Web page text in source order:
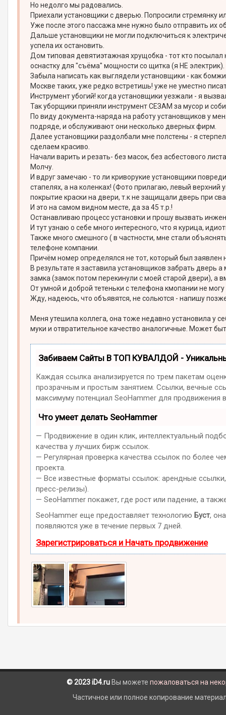
Но недолго мы радовались.
Приехали установщики с дверью. Попросили стремянку
Уже после этого пассажа мне нужно было отправить их
Дальше установщики не могли подключиться к
успела их остановить.
Дом типовая девятиэтажная хрущобка - тот кто
оснастку для "съёма" мощности со щитка (я НЕ электрик).
Забыла написать как выглядели установщики - как
Москве таких, уже редко встретишь! уже не уместно
Инструмент убогий! когда установщики уезжали - я
Так уборщики приняли инструмент СЕЗАМ за мусор и
По виду документа-наряда на работу установщиков у
подряде, и обслуживают они несколько дверных фирм.
Далее установщики раздолбали мне полстены - я
сделаем красиво.
Начали варить и резать- без масок, без асбестового
Молчу.
И вдруг замечаю - то ли криворукие установщики
стапелях, а на коленках! (Фото прилагаю, левый верхний
покрытие краски на двери, т.к не защищали дверь при
И это на самом видном месте, да за 45 т.р.!
Останавливаю процесс установки и прошу вызвать
И тут узнаю о себе много интересного, что я курица,
Также много смешного ( в частности, мне стали
телефоне компании.
Причём номер определялся не тот, который был заявлен
В результате я заставила установщиков забрать дверь
замка (замок потом перекинули с моей старой двери), а
От умной и доброй тетеньки с телефона кмопании не
Жду, надеюсь, что объявятся, не сольются - напишу
Меня утешила коллега, она тоже недавно установила у
муки и отвратительное качество аналогичные. Может
Забиваем Сайты В ТОП КУВАЛДОЙ -
Каждая ссылка анализируется по трем пакетам
прозрачным и простым занятием. Ссылки, вечные
максимуму потенциал SeoHammer для продвижения
Что умеет делать SeoHammer
— Продвижение в один клик, интеллектуальный
качества у лучших бирж ссылок.
— Регулярная проверка качества ссылок по более
проекта.
— Все известные форматы ссылок: арендные
пресс-релизы).
— SeoHammer покажет, где рост или падение, а
SeoHammer еще предоставляет технологию Буст,
появляются уже в течение первых 7 дней.
Зарегистрироваться и Начать продвижение
© 2023 iD4.ru Вы можете пожаловаться на
Частичное или полное копирование